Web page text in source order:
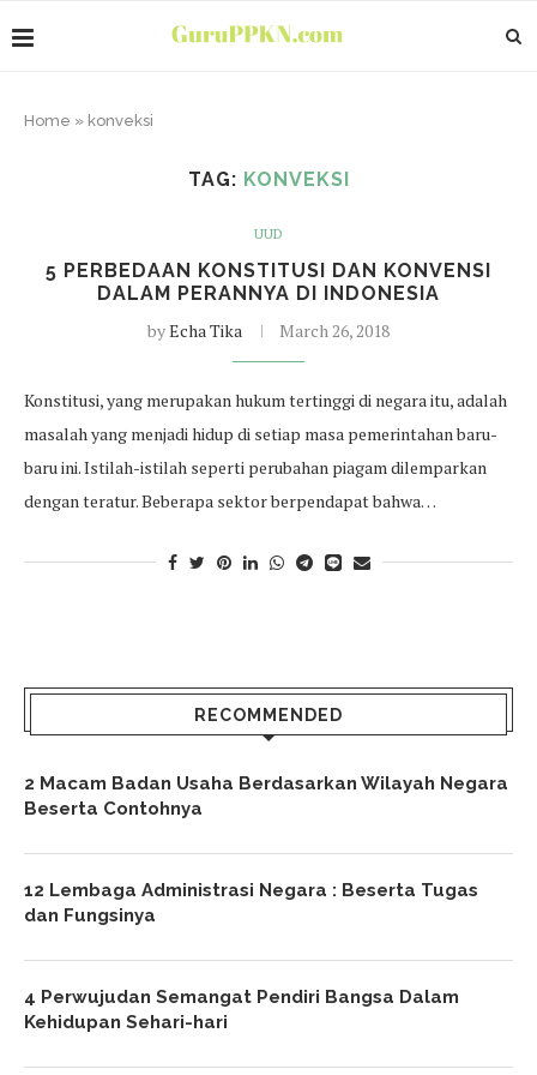
Home » konveksi
TAG: KONVEKSI
UUD
5 PERBEDAAN KONSTITUSI DAN KONVENSI
DALAM PERANNYA DI INDONESIA
byEcha Tika March 26, 2018
Konstitusi, yang merupakan hukum tertinggi di negara itu, adalah
masalah yang menjadi hidup di setiap masa pemerintahan baru-
baru ini. Istilah-istilah seperti perubahan piagam dilemparkan
dengan teratur. Beberapa sektor berpendapat bahwa…
RECOMMENDED
2 Macam Badan Usaha Berdasarkan Wilayah Negara
Beserta Contohnya
12 Lembaga Administrasi Negara : Beserta Tugas
dan Fungsinya
4 Perwujudan Semangat Pendiri Bangsa Dalam
Kehidupan Sehari-hari